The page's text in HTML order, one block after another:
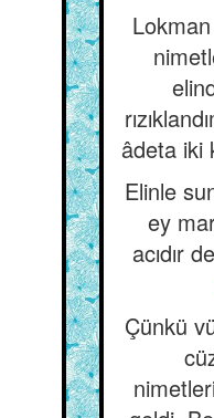
âdeta iki
Elinle
ey
acıdır
Çünkü